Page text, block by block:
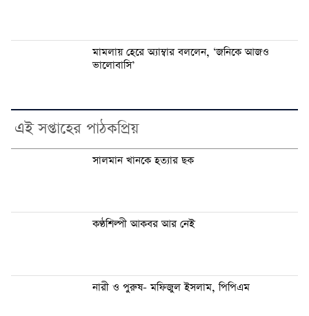
মামলায় হেরে অ্যাম্বার বললেন, ‘জনিকে আজও
ভালোবাসি’
এই সপ্তাহের পাঠকপ্রিয়
সালমান খানকে হত্যার ছক
কণ্ঠশিল্পী আকবর আর নেই
নারী ও পুরুষ- মফিজুল ইসলাম, পিপিএম